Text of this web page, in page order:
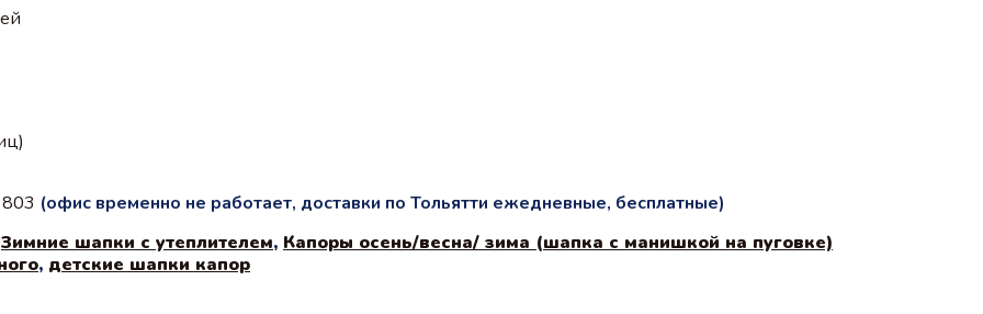
(офис временно не работает, доставки по Тольятти ежедневные, бесплатные)
Зимние шапки с утеплителем, Капоры осень/весна/ зима (шапка с манишкой на пуговке)
, детские шапки капор